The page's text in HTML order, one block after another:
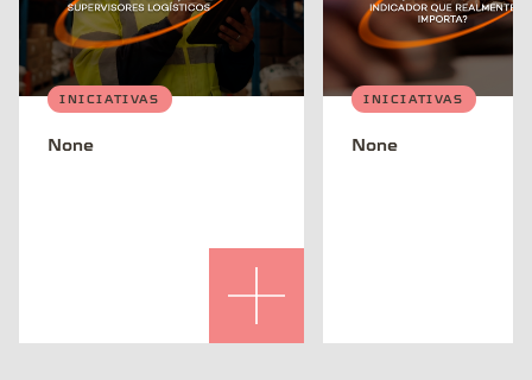
INICIATIVAS
None
INICIATIVAS
None